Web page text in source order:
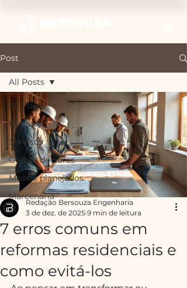
Post
All Posts
Projetos
Serviços
Gestão de obras
Móveis planejados
Marcenaria
All Posts
7 erros comuns em
reformas residenciais e
como evitá-los
Redação Bersouza Engenharia
3 de dez. de 2025 9 min de leitura